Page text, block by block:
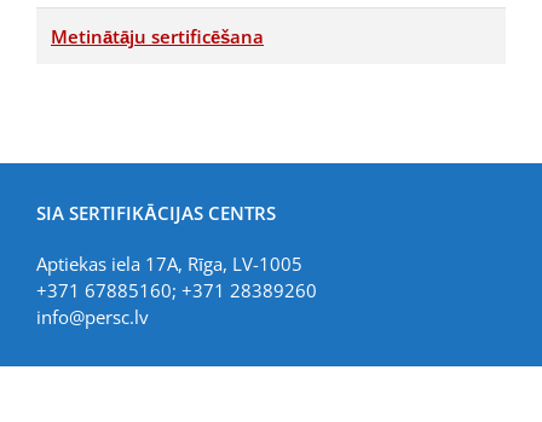
Metinātāju sertificēšana
SIA SERTIFIKĀCIJAS CENTRS
Aptiekas iela 17A, Rīga, LV-1005
+371 67885160; +371 28389260
info@persc.lv